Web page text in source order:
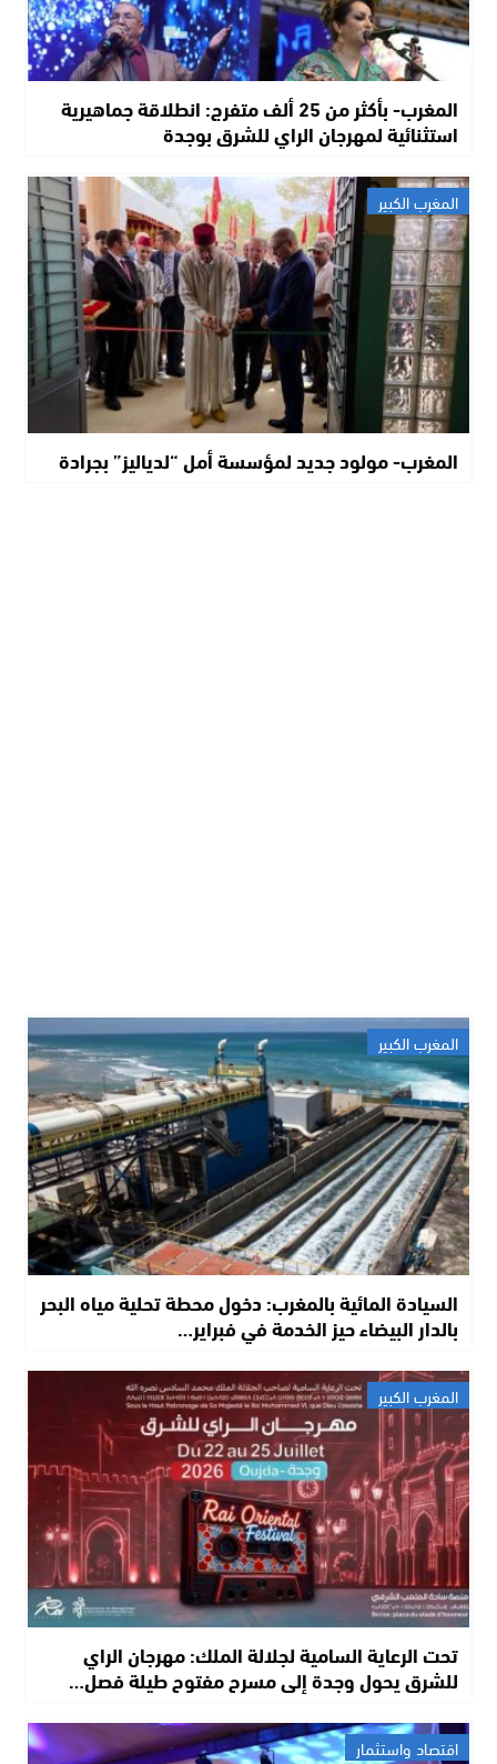
المغرب- بأكثر من 25 ألف متفرج: انطلاقة جماهيرية
استثنائية لمهرجان الراي للشرق بوجدة
المغرب الكبير
المغرب- مولود جديد لمؤسسة أمل “لدياليز” بجرادة
المغرب الكبير
السيادة المائية بالمغرب: دخول محطة تحلية مياه البحر
بالدار البيضاء حيز الخدمة في فبراير…
المغرب الكبير
تحت الرعاية السامية لجلالة الملك: مهرجان الراي
للشرق يحول وجدة إلى مسرح مفتوح طيلة فصل…
اقتصاد واستثمار